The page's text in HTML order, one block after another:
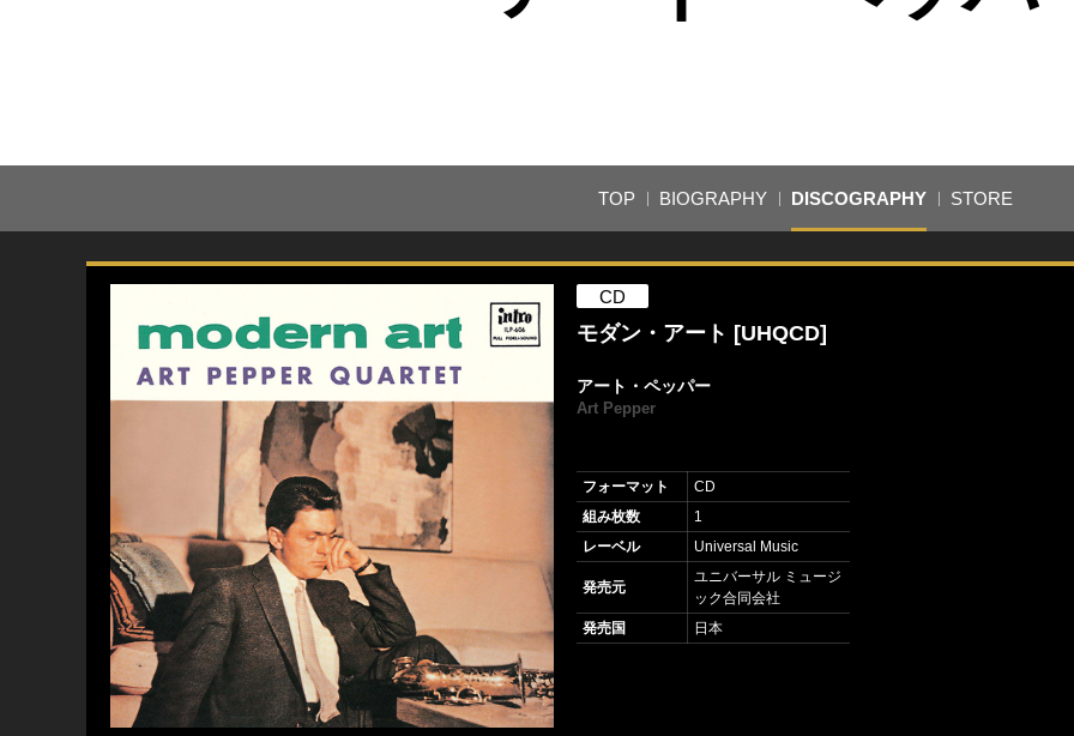
TOP BIOGRAPHY DISCOGRAPHY STORE
CD
モダン・アート [UHQCD]
アート・ペッパー
Art Pepper
フォーマット
CD
組み枚数
1
レーベル
Universal Music
発売元
ユニバーサル ミュージ
ック合同会社
発売国
日本